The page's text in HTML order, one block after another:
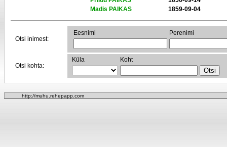
Madis PAIKAS
1859-09-04
Otsi inimest:
Eesnimi Perenimi
Otsi kohta:
Küla Koht
http://muhu.rehepapp.com